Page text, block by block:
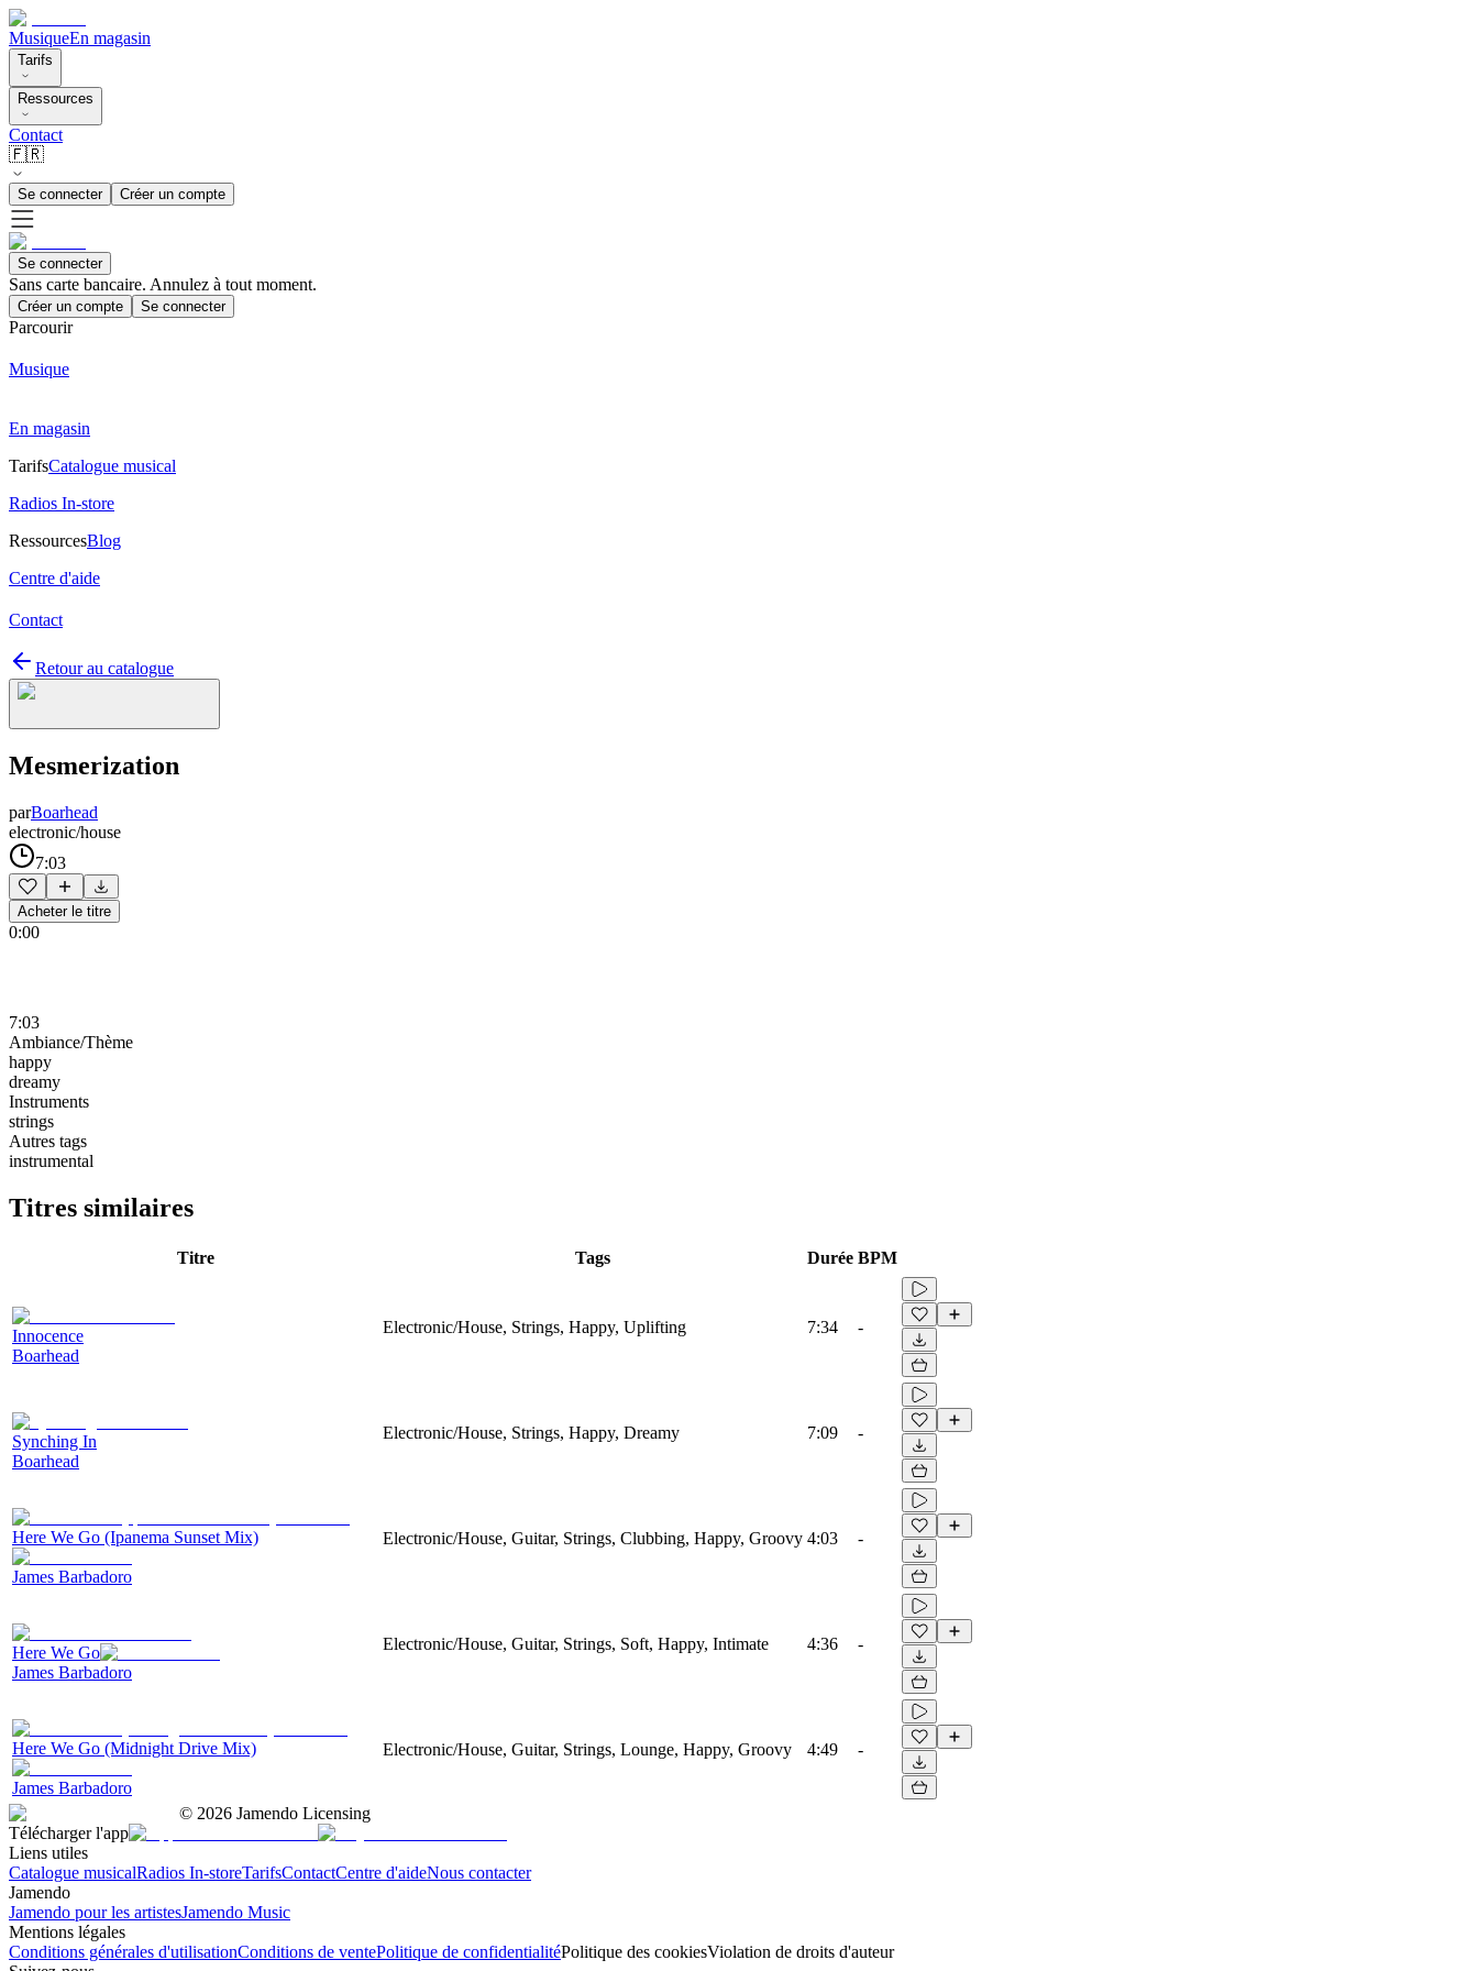
MusiqueEn magasin
Tarifs
Ressources
Contact
🇫🇷
Se connecter Créer un compte
Se connecter
Sans carte bancaire. Annulez à tout moment.
Créer un compte Se connecter
Parcourir
Musique
En magasin
TarifsCatalogue musical
Radios In-store
RessourcesBlog
Centre d'aide
Contact
Retour au catalogue
Mesmerization
parBoarhead
electronic/house
7:03
Acheter le titre
0:00
7:03
Ambiance/Thème
happy
dreamy
Instruments
strings
Autres tags
instrumental
Titres similaires
Titre Tags Durée BPM
Innocence
Boarhead
Electronic/House, Strings, Happy, Uplifting 7:34 -
Synching In
Boarhead
Electronic/House, Strings, Happy, Dreamy 7:09 -
Here We Go (Ipanema Sunset Mix)
James Barbadoro
Electronic/House, Guitar, Strings, Clubbing, Happy, Groovy 4:03 -
Here We Go
James Barbadoro
Electronic/House, Guitar, Strings, Soft, Happy, Intimate 4:36 -
Here We Go (Midnight Drive Mix)
James Barbadoro
Electronic/House, Guitar, Strings, Lounge, Happy, Groovy 4:49 -
© 2026 Jamendo Licensing
Télécharger l'app
Liens utiles
Catalogue musicalRadios In-storeTarifsContactCentre d'aideNous contacter
Jamendo
Jamendo pour les artistesJamendo Music
Mentions légales
Conditions générales d'utilisationConditions de ventePolitique de confidentialitéPolitique des cookiesViolation de droits d'auteur